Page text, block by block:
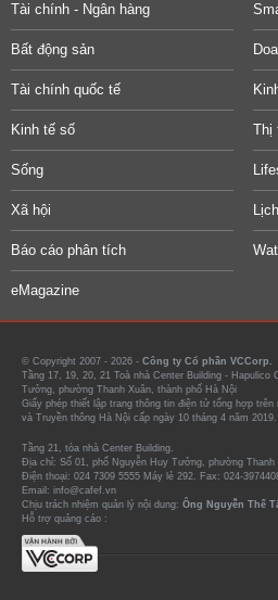
Tài chính - Ngân hàng
Bất động sản
Tài chính quốc tế
Kinh tế số Thị
Sống
Xã hội
Báo cáo phân tích
eMagazine
© Copyright 2007 - 2026 - Công ty Cổ phần VCCorp.
Tầng 17, 19, 20, 21 Toà nhà Center Building - Hapulico
Tưởng, phường Thanh Xuân, thành phố Hà Nội
Giấy phép thiết lập trang thông tin điện tử tổng hợp
và Truyền thông Hà Nội cấp ngày 10 tháng 4 năm 2019.
Tầng 21, tòa nhà Center Building.
Địa chỉ: Số 01, phố Nguyễn Huy Tưởng, phường Thanh
Điện thoại: 024 7309 5555 Máy lẻ 292. Fax: 024-
Email: info@cafef.vn
Chịu trách nhiệm quản lý nội dung: Ông Nguyễn Thế
Hỗ trợ quảng cáo :